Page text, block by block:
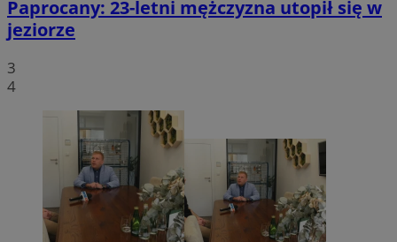
Paprocany: 23-letni mężczyzna utopił się w
jeziorze
3
4